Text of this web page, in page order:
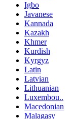
Igbo
Javanese
Kannada
Kazakh
Khmer
Kurdish
Kyrgyz
Latin
Latvian
Lithuanian
Luxembou..
Macedonian
Malagasy